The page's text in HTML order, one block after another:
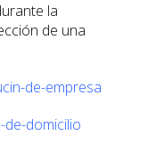
la
de una
de-empresa
domicilio